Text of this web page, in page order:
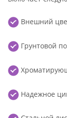
Внешний
Грунтовой
Надежное